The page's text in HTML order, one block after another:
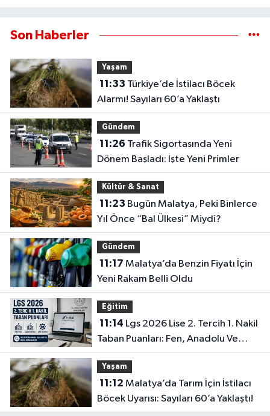
Son Haberler
Yaşam
11:33
Alarmı! Sayıları 60’a Yaklaştı
Gündem
11:26
Dönem Başladı: İşte Yeni Primler
Kültür & Sanat
11:23
Yıl Önce “Bal Ülkesi” Miydi?
Gündem
11:17
Yeni Rakam Belli Oldu
Eğitim
11:14
Taban Puanları: Fen, Anadolu Ve
Meslek Liselerinde Boş Kontenjanlar
Açıklandı Mı?
Yaşam
11:12
Böcek Uyarısı: Sayıları 60’a Yaklaştı!